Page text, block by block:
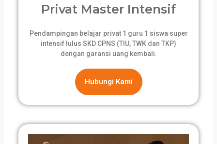
Privat Master Intensif
Pendampingan belajar privat 1 guru 1 siswa super
intensif lulus SKD CPNS (TIU, TWK dan TKP)
dengan garansi uang kembali.
Hubungi Kami